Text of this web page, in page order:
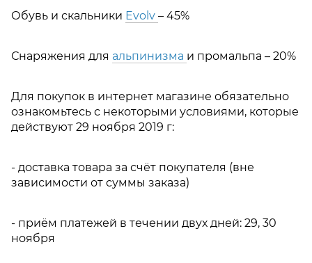
Обувь и скальники Evolv – 45%
Снаряжения для альпинизма и промальпа – 20%
Для покупок в интернет магазине обязательно
ознакомьтесь с некоторыми условиями, которые
действуют 29 ноября 2019 г:
- доставка товара за счёт покупателя (вне
зависимости от суммы заказа)
- приём платежей в течении двух дней: 29, 30
ноября